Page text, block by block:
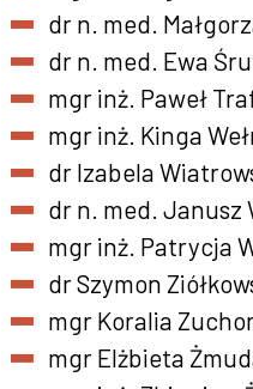
dr n. med.
dr n. med. Ewa
mgr inż. Paweł
mgr inż. Kinga
dr Izabela
dr n. med. Janusz
mgr inż. Patrycja
dr Szymon
mgr Koralia
mgr Elżbieta